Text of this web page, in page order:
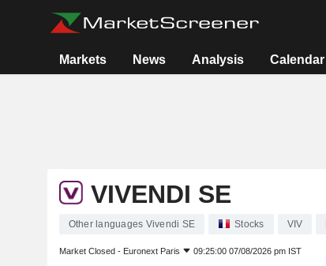
Markets News Analysis Calendar
VIVENDI SE
Other languages Vivendi SE Stocks VIV
Market Closed - Euronext Paris 09:25:00 07/08/2026 pm IST